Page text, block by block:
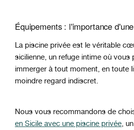
Équipements : l'importance
La piscine privée est le véritable
sicilienne, un refuge intime où vous
immerger à tout moment, en toute
moindre regard indiscret.
Nous vous recommandons de
en Sicile avec une piscine privée,